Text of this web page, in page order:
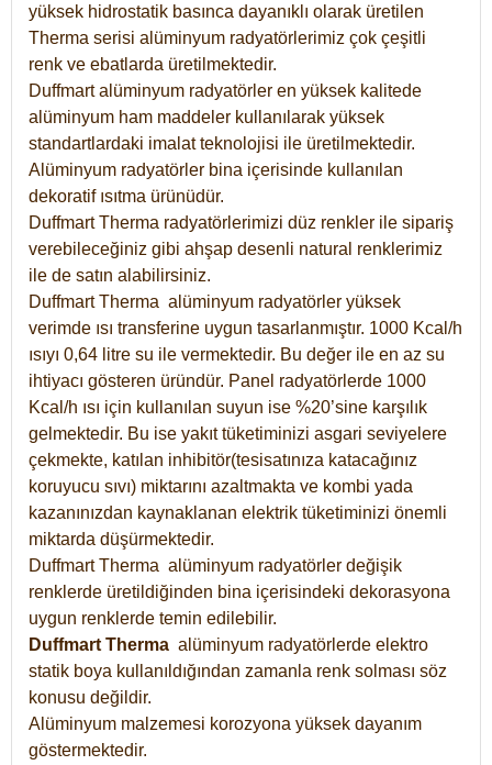
yüksek hidrostatik basınca dayanıklı olarak üretilen
Therma serisi alüminyum radyatörlerimiz çok çeşitli
renk ve ebatlarda üretilmektedir.
Duffmart alüminyum radyatörler en yüksek kalitede
alüminyum ham maddeler kullanılarak yüksek
standartlardaki imalat teknolojisi ile üretilmektedir.
Alüminyum radyatörler bina içerisinde kullanılan
dekoratif ısıtma ürünüdür.
Duffmart Therma radyatörlerimizi düz renkler ile sipariş
verebileceğiniz gibi ahşap desenli natural renklerimiz
ile de satın alabilirsiniz.
Duffmart Therma alüminyum radyatörler yüksek
verimde ısı transferine uygun tasarlanmıştır. 1000 Kcal/h
ısıyı 0,64 litre su ile vermektedir. Bu değer ile en az su
ihtiyacı gösteren üründür. Panel radyatörlerde 1000
Kcal/h ısı için kullanılan suyun ise %20’sine karşılık
gelmektedir. Bu ise yakıt tüketiminizi asgari seviyelere
çekmekte, katılan inhibitör(tesisatınıza katacağınız
koruyucu sıvı) miktarını azaltmakta ve kombi yada
kazanınızdan kaynaklanan elektrik tüketiminizi önemli
miktarda düşürmektedir.
Duffmart Therma alüminyum radyatörler değişik
renklerde üretildiğinden bina içerisindeki dekorasyona
uygun renklerde temin edilebilir.
Duffmart Therma alüminyum radyatörlerde elektro
statik boya kullanıldığından zamanla renk solması söz
konusu değildir.
Alüminyum malzemesi korozyona yüksek dayanım
göstermektedir.